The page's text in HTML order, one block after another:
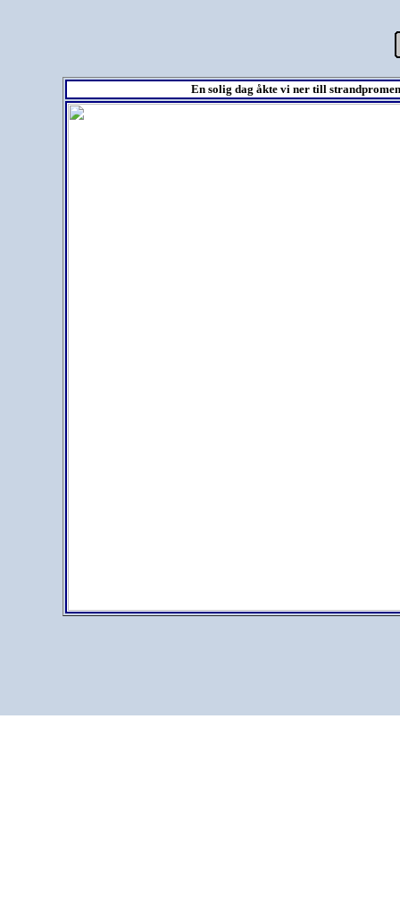
En solig dag åkte vi ner till